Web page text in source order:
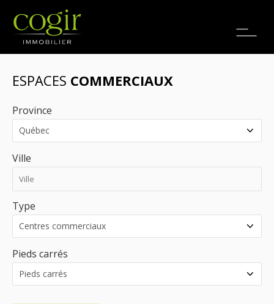
Emplois
ESPACES COMMERCIAUX
Province
Ville
Type
Pieds carrés